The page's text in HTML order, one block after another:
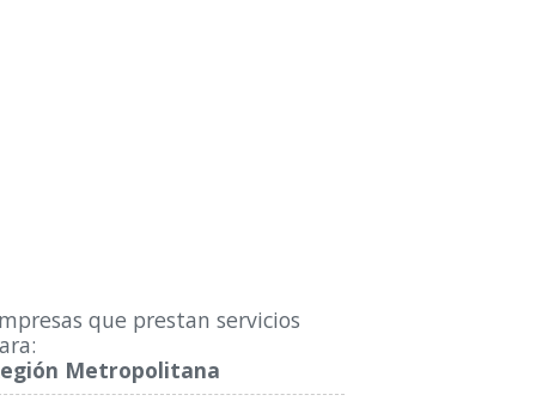
que prestan servicios
Metropolitana